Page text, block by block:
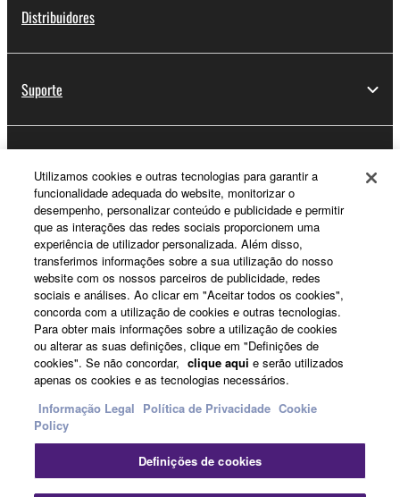
Distribuidores
Suporte
Sobre a Yamaha
Portugal - Portuguese
Negócio
Utilizamos cookies e outras tecnologias para garantir a
funcionalidade adequada do website, monitorizar o
desempenho, personalizar conteúdo e publicidade e permitir
que as interações das redes sociais proporcionem uma
experiência de utilizador personalizada. Além disso,
transferimos informações sobre a sua utilização do nosso
website com os nossos parceiros de publicidade, redes
sociais e análises. Ao clicar em "Aceitar todos os cookies",
concorda com a utilização de cookies e outras tecnologias.
Para obter mais informações sobre a utilização de cookies
ou alterar as suas definições, clique em "Definições de
cookies". Se não concordar, clique aqui e serão utilizados
apenas os cookies e as tecnologias necessários.
Informação Legal Política de Privacidade Cookie
Policy
Definições de cookies